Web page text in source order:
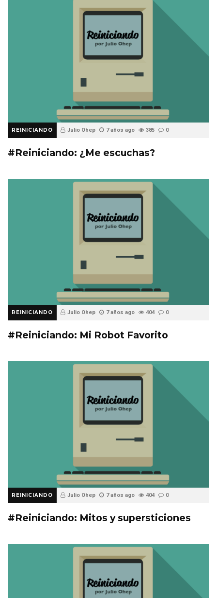
REINICIANDO Julio Ohep 7 años ago 385 0
#Reiniciando: ¿Me escuchas?
REINICIANDO Julio Ohep 7 años ago 404 0
#Reiniciando: Mi Robot Favorito
REINICIANDO Julio Ohep 7 años ago 404 0
#Reiniciando: Mitos y supersticiones